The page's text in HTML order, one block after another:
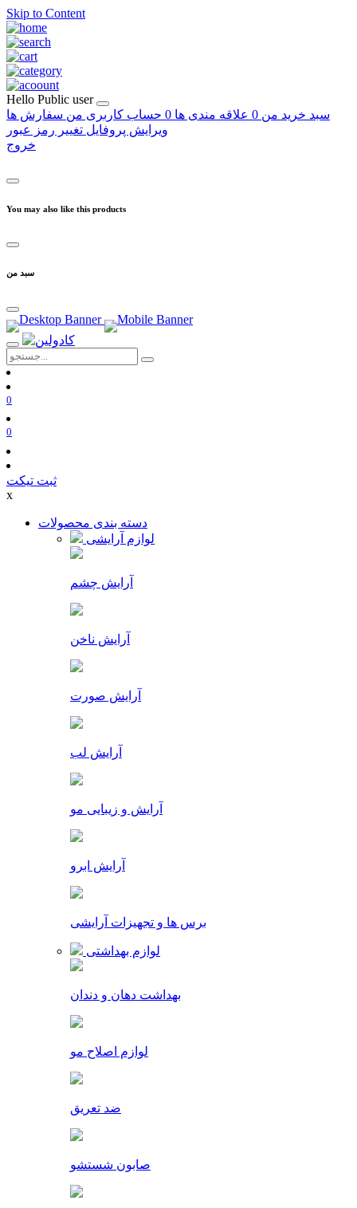
Skip to Content
Hello Public user
سبد خرید من 0 علاقه مندی ها 0 حساب کاربری من سفارش ها
ویرایش پروفایل تغییر رمز عبور
خروج
You may also like this products
سبد من
0
0
ثبت تیکت
x
دسته بندی محصولات
لوازم آرایشی
آرایش چشم
آرایش ناخن
آرایش صورت
آرایش لب
آرایش و زیبایی مو
آرایش ابرو
برس ها و تجهیزات آرایشی
لوازم بهداشتی
بهداشت دهان و دندان
لوازم اصلاح مو
ضد تعریق
صابون شستشو